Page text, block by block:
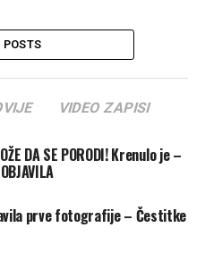
POSTS
VIDEO ZAPISI
DA SE PORODI! Krenulo je –
prve fotografije – Čestitke